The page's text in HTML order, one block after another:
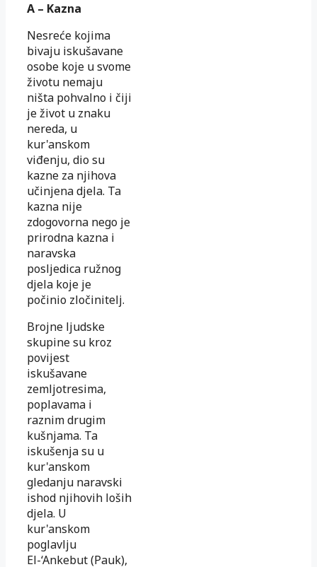
A – Kazna
Nesreće kojima
bivaju iskušavane
osobe koje u svome
životu nemaju
ništa pohvalno i čiji
je život u znaku
nereda, u
kur'anskom
viđenju, dio su
kazne za njihova
učinjena djela. Ta
kazna nije
zdogovorna nego je
prirodna kazna i
naravska
posljedica ružnog
djela koje je
počinio zločinitelj.
Brojne ljudske
skupine su kroz
povijest
iskušavane
zemljotresima,
poplavama i
raznim drugim
kušnjama. Ta
iskušenja su u
kur'anskom
gledanju naravski
ishod njihovih loših
djela. U
kur'anskom
poglavlju
El-‘Ankebut (Pauk),